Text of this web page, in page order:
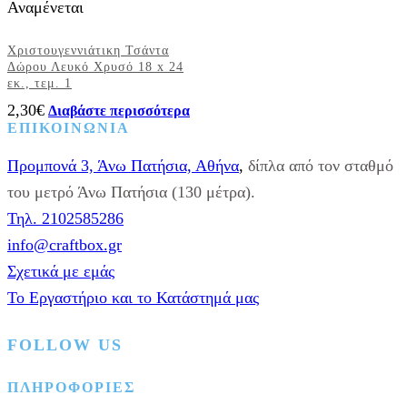
αλυσίδα(40cm)
Αναμένεται
Χριστουγεννιάτικη Τσάντα
Δώρου Λευκό Χρυσό 18 x 24
εκ., τεμ. 1
2,30€ Διαβάστε περισσότερα
ΕΠΙΚΟΙΝΩΝΙΑ
Προμπονά 3, Άνω Πατήσια, Αθήνα, δίπλα από τον σταθμό
του μετρό Άνω Πατήσια (130 μέτρα).
Τηλ. 2102585286
info@craftbox.gr
Σχετικά με εμάς
Το Εργαστήριο και το Κατάστημά μας
FOLLOW US
Facebook
Instagram
Pinterest
ΠΛΗΡΟΦΟΡΙΕΣ